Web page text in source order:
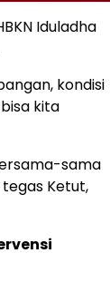
Iduladha
kondisi
kita
sama
Ketut,